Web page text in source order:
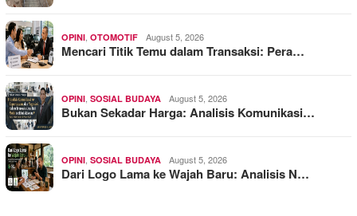
OPINI, OTOMOTIF August 5, 2026
Mencari Titik Temu dalam Transaksi: Pera…
OPINI, SOSIAL BUDAYA August 5, 2026
Bukan Sekadar Harga: Analisis Komunikasi…
OPINI, SOSIAL BUDAYA August 5, 2026
Dari Logo Lama ke Wajah Baru: Analisis N…